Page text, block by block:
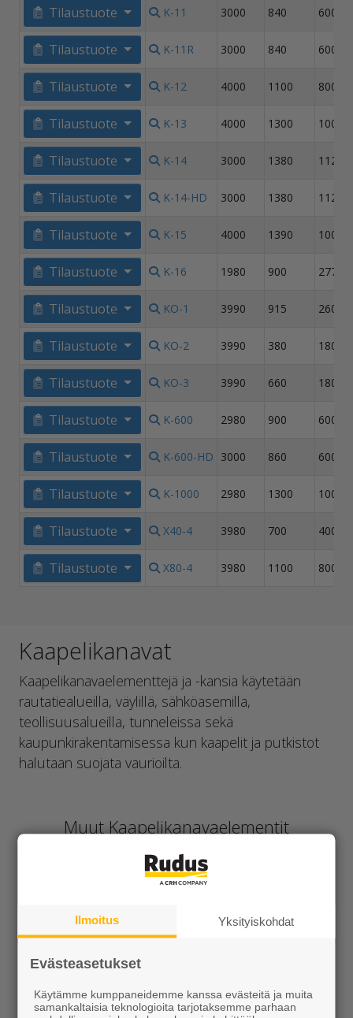
Tilaustuote K-11 3000 840 600
Tilaustuote K-11R 3000 840 600
Tilaustuote K-12 4000 1100 800
Tilaustuote K-13 4000 1300 1000
Tilaustuote K-14 3000 1380 1120
Tilaustuote K-14-HD 3000 1380 1120
Tilaustuote K-15 4000 1390 1000
Tilaustuote K-16 1980 900
Tilaustuote KO-1 3990 915
Tilaustuote KO-2 3990 380 180
Tilaustuote KO-3 3990 660
Tilaustuote K-600 2980 900 600
Tilaustuote K-600-HD 3000 860 600
Tilaustuote K-1000 2980 1300 1000
Tilaustuote X40-4 3980 700 400
Tilaustuote X80-4 3980 1100 800
Kaapelikanavat
Kaapelikanavaelementtejä ja -kansia käytetään
rautatiealueilla, väylillä, sähköasemilla,
teollisuusalueilla, tunneleissa sekä
kaupunkirakentamisessa kun kaapelit ja putkistot
halutaan suojata vaurioilta.
Muut Kaapelikanavaelementit
Kaapelikanavien
kannet
Kaapelin suojalaatat
ja -kourut
Ilmoitus Yksityiskohdat
Evästeasetukset
Käytämme kumppaneidemme kanssa evästeitä ja muita
samankaltaisia teknologioita tarjotaksemme parhaan